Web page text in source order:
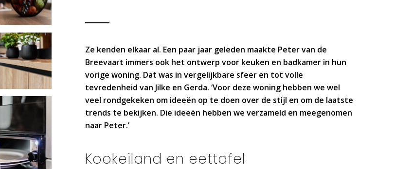
Ze kenden elkaar al. Een paar jaar geleden maakte Peter van de
Breevaart immers ook het ontwerp voor keuken en badkamer in hun
vorige woning. Dat was in vergelijkbare sfeer en tot volle
tevredenheid van Jilke en Gerda. ‘Voor deze woning hebben we wel
veel rondgekeken om ideeën op te doen over de stijl en om de laatste
trends te bekijken. Die ideeën hebben we verzameld en meegenomen
naar Peter.’
Kookeiland en eettafel